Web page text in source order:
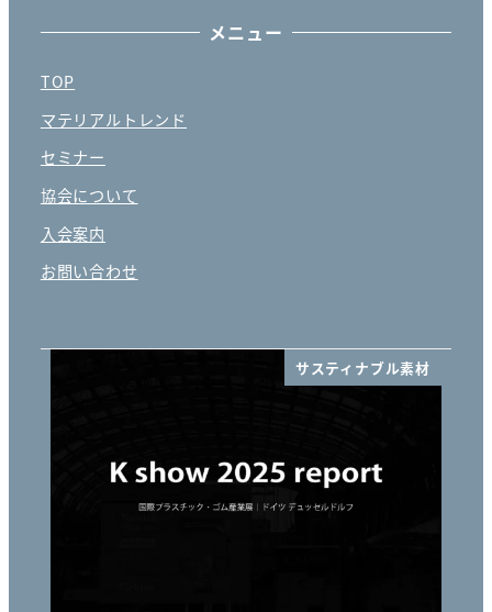
メニュー
TOP
マテリアルトレンド
セミナー
協会について
入会案内
お問い合わせ
サスティナブル素材